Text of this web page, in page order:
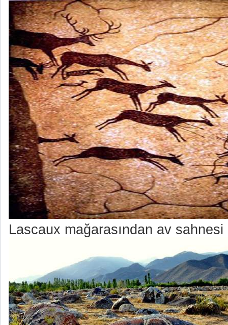
Lascaux mağarasından av sahnesi